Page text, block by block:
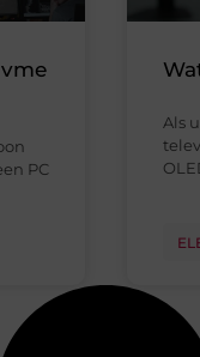
PC
Als